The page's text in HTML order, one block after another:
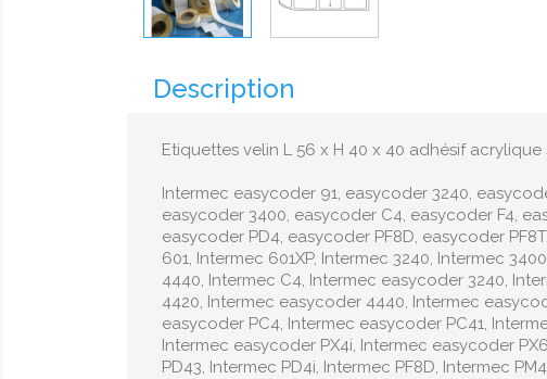
Description
Etiquettes velin L 56 x H 40 x 40 adhésif
Intermec easycoder 91, easycoder 3240,
easycoder 3400, easycoder C4, easycoder F4,
easycoder PD4, easycoder PF8D, easycoder
601, Intermec 601XP, Intermec 3240, Intermec
4440, Intermec C4, Intermec easycoder 3240,
4420, Intermec easycoder 4440, Intermec
easycoder PC4, Intermec easycoder PC41,
Intermec easycoder PX4i, Intermec easycoder
PD43, Intermec PD4i, Intermec PF8D, Intermec